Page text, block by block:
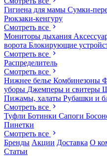
Гигиена для мамы Сумки-
Рюкзаки-кенгуру
Смотреть все
Мониторы дыхания
ворота Блокирующие
Смотреть все
Распределитель
Смотреть все
Нижнее белье Комбинезоны
уборы Джемперы и свитеры
Пижамы, халаты Рубашки и
Смотреть все
Туфли Ботинки Сапоги
Пинетки
Смотреть все
Бренды Акции Доставка О
Статьи